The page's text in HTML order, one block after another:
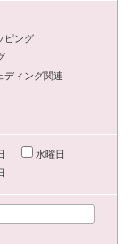
ピング
ディング関連
水曜日